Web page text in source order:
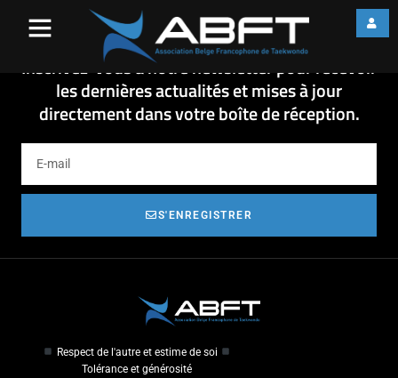
OCC POOMSE 2019
Inscrivez-vous à notre newsletter pour recevoir
les dernières actualités et mises à jour
directement dans votre boîte de réception.
S'ENREGISTRER
Respect de l'autre et estime de soi
Tolérance et générosité